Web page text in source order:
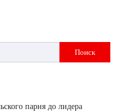
Поиск
парня до лидера